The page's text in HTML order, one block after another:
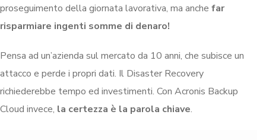
proseguimento della giornata lavorativa, ma anche far
risparmiare ingenti somme di denaro!
Pensa ad un’azienda sul mercato da 10 anni, che subisce un
attacco e perde i propri dati. Il Disaster Recovery
richiederebbe tempo ed investimenti. Con Acronis Backup
Cloud invece, la certezza è la parola chiave.